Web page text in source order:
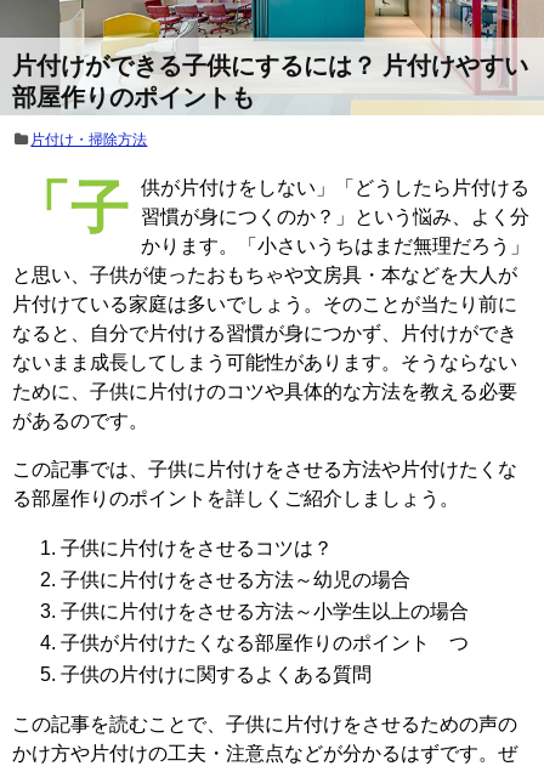
片付けができる子供にするには？ 片付けやすい
部屋作りのポイントも
片付け・掃除方法
「子供が片付けをしない」「どうしたら片付ける
習慣が身につくのか？」という悩み、よく分
かります。「小さいうちはまだ無理だろう」
と思い、子供が使ったおもちゃや文房具・本などを大人が
片付けている家庭は多いでしょう。そのことが当たり前に
なると、自分で片付ける習慣が身につかず、片付けができ
ないまま成長してしまう可能性があります。そうならない
ために、子供に片付けのコツや具体的な方法を教える必要
があるのです。
この記事では、子供に片付けをさせる方法や片付けたくな
る部屋作りのポイントを詳しくご紹介しましょう。
子供に片付けをさせるコツは？
子供に片付けをさせる方法～幼児の場合
子供に片付けをさせる方法～小学生以上の場合
子供が片付けたくなる部屋作りのポイント つ
子供の片付けに関するよくある質問
この記事を読むことで、子供に片付けをさせるための声の
かけ方や片付けの工夫・注意点などが分かるはずです。ぜ